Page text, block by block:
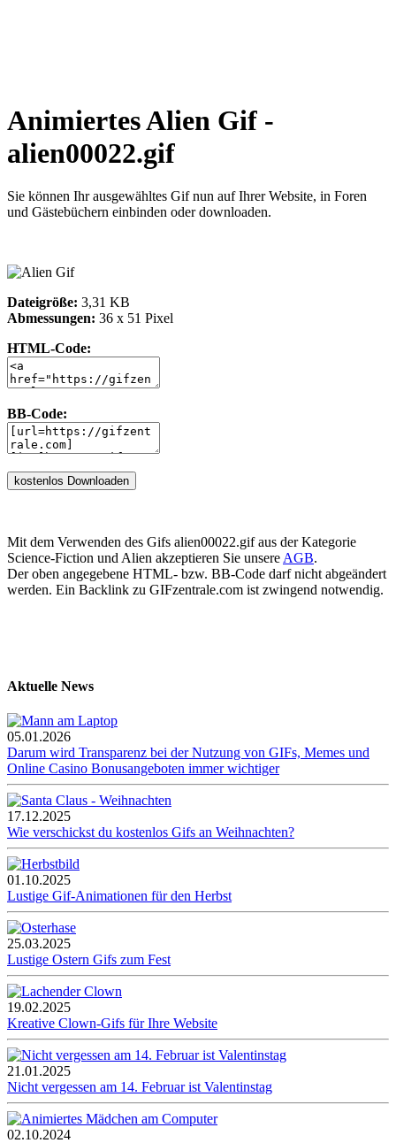
Animiertes Alien Gif -
alien00022.gif
Sie können Ihr ausgewähltes Gif nun auf Ihrer Website, in Foren
und Gästebüchern einbinden oder downloaden.
Dateigröße: 3,31 KB
Abmessungen: 36 x 51 Pixel
HTML-Code:
BB-Code:
Mit dem Verwenden des Gifs alien00022.gif aus der Kategorie
Science-Fiction und Alien akzeptieren Sie unsere AGB.
Der oben angegebene HTML- bzw. BB-Code darf nicht abgeändert
werden. Ein Backlink zu GIFzentrale.com ist zwingend notwendig.
Aktuelle News
05.01.2026
Darum wird Transparenz bei der Nutzung von GIFs, Memes und
Online Casino Bonusangeboten immer wichtiger
17.12.2025
Wie verschickst du kostenlos Gifs an Weihnachten?
01.10.2025
Lustige Gif-Animationen für den Herbst
25.03.2025
Lustige Ostern Gifs zum Fest
19.02.2025
Kreative Clown-Gifs für Ihre Website
21.01.2025
Nicht vergessen am 14. Februar ist Valentinstag
02.10.2024